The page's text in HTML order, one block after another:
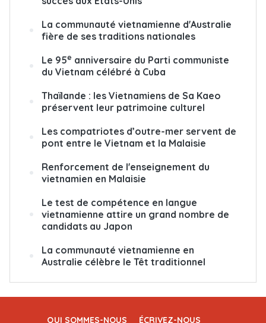
La communauté vietnamienne d'Australie
fière de ses traditions nationales
Le 95e anniversaire du Parti communiste
du Vietnam célébré à Cuba
Thaïlande : les Vietnamiens de Sa Kaeo
préservent leur patrimoine culturel
Les compatriotes d’outre-mer servent de
pont entre le Vietnam et la Malaisie
Renforcement de l'enseignement du
vietnamien en Malaisie
Le test de compétence en langue
vietnamienne attire un grand nombre de
candidats au Japon
La communauté vietnamienne en
Australie célèbre le Têt traditionnel
QUI SOMMES-NOUS ÉCRIVEZ-NOUS